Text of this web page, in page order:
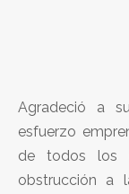
Agradeció a
esfuerzo
de todos los
obstrucción a